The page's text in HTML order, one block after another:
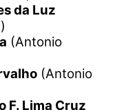
da Luz
(Antonio
(Antonio
F. Lima Cruz